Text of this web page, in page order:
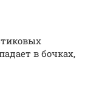
в бочках,